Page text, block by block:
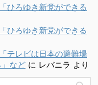
ひろゆき新党ができる
ひろゆき新党ができる
テレビは日本の避難場
など に レバニラ より